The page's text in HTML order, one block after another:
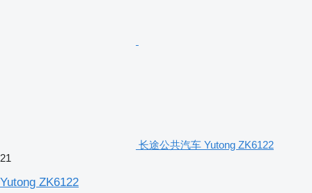
长途公共汽车 Yutong ZK6122
21
Yutong ZK6122